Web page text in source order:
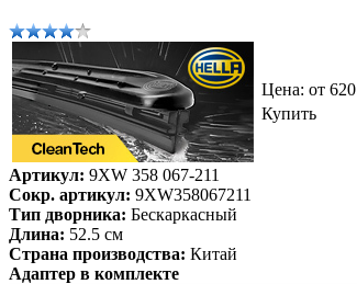
Цена: от 620
Купить
Артикул: 9XW 358 067-211
Сокр. артикул: 9XW358067211
Тип дворника: Бескаркасный
Длина: 52.5 см
Страна производства: Китай
Адаптер в комплекте